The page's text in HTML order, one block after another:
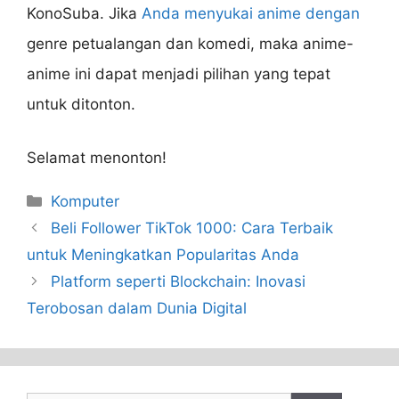
KonoSuba. Jika Anda menyukai anime dengan
genre petualangan dan komedi, maka anime-
anime ini dapat menjadi pilihan yang tepat
untuk ditonton.
Selamat menonton!
Categories
Komputer
Beli Follower TikTok 1000: Cara Terbaik
untuk Meningkatkan Popularitas Anda
Platform seperti Blockchain: Inovasi
Terobosan dalam Dunia Digital